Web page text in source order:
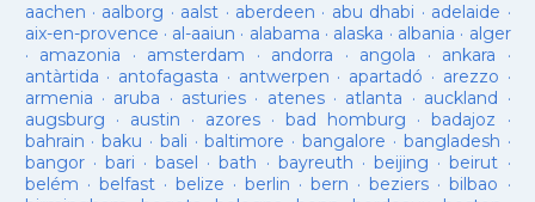
aachen · aalborg · aalst · aberdeen · abu dhabi · adelaide ·
aix-en-provence · al-aaiun · alabama · alaska · albania · alger
· amazonia · amsterdam · andorra · angola · ankara ·
antàrtida · antofagasta · antwerpen · apartadó · arezzo ·
armenia · aruba · asturies· atenes· atlanta · auckland ·
augsburg · austin · azores·bad homburg ·badajoz ·
bahrain ·baku · bali ·baltimore ·bangalore · bangladesh ·
bangor· bari ·basel ·bath · bayreuth ·beijing ·beirut ·
belém · belfast· belize · berlin ·bern ·beziers ·bilbao ·